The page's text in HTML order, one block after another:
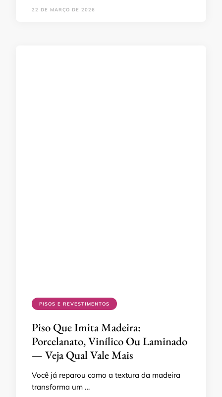
22 DE MARÇO DE 2026
PISOS E REVESTIMENTOS
Piso Que Imita Madeira:
Porcelanato, Vinílico Ou Laminado
— Veja Qual Vale Mais
Você já reparou como a textura da madeira
transforma um …